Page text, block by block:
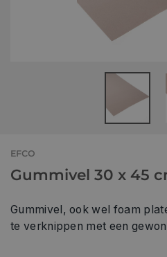
EFCO
Gummivel 30 x 45
Gummivel, ook wel foam
te verknippen met een